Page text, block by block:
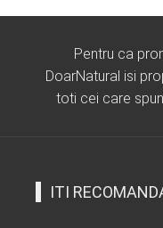
Pentru ca
DoarNatural isi
toti cei care
ITI